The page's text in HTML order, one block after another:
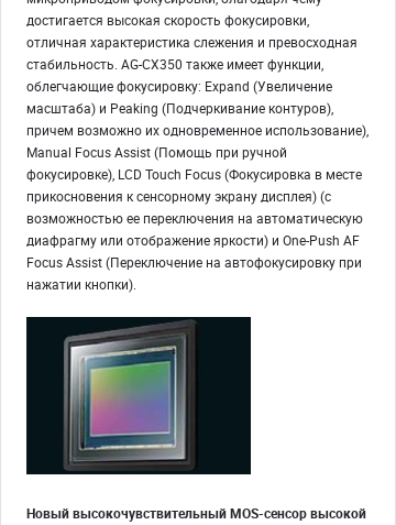
достигается высокая скорость фокусировки,
отличная характеристика слежения и превосходная
стабильность. AG-CX350 также имеет функции,
облегчающие фокусировку: Expand (Увеличение
масштаба) и Peaking (Подчеркивание контуров),
причем возможно их одновременное использование),
Manual Focus Assist (Помощь при ручной
фокусировке), LCD Touch Focus (Фокусировка в месте
прикосновения к сенсорному экрану дисплея) (с
возможностью ее переключения на автоматическую
диафрагму или отображение яркости) и One-Push AF
Focus Assist (Переключение на автофокусировку при
нажатии кнопки).
Новый высокочувствительный MOS-сенсор высокой